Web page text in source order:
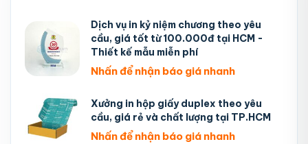
Dịch vụ in kỷ niệm chương theo yêu
cầu, giá tốt từ 100.000đ tại HCM -
Thiết kế mẫu miễn phí
Nhấn để nhận báo giá nhanh
Xưởng in hộp giấy duplex theo yêu
cầu, giá rẻ và chất lượng tại TP.HCM
Nhấn để nhận báo giá nhanh